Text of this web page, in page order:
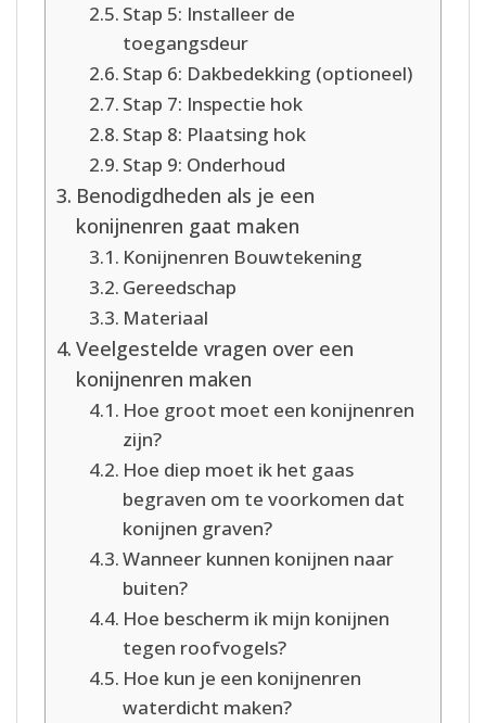
Stap 5: Installeer de
toegangsdeur
Stap 6: Dakbedekking (optioneel)
Stap 7: Inspectie hok
Stap 8: Plaatsing hok
Stap 9: Onderhoud
Benodigdheden als je een
konijnenren gaat maken
Konijnenren Bouwtekening
Gereedschap
Materiaal
Veelgestelde vragen over een
konijnenren maken
Hoe groot moet een konijnenren
zijn?
Hoe diep moet ik het gaas
begraven om te voorkomen dat
konijnen graven?
Wanneer kunnen konijnen naar
buiten?
Hoe bescherm ik mijn konijnen
tegen roofvogels?
Hoe kun je een konijnenren
waterdicht maken?